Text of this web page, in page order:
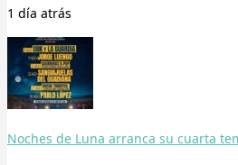
1 día atrás
Noches de Luna arranca su cuarta